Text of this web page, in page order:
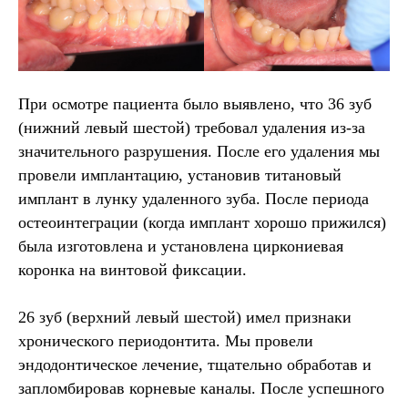
При осмотре пациента было выявлено, что 36 зуб
(нижний левый шестой) требовал удаления из-за
значительного разрушения. После его удаления мы
провели имплантацию, установив титановый
имплант в лунку удаленного зуба. После периода
остеоинтеграции (когда имплант хорошо прижился)
была изготовлена и установлена циркониевая
коронка на винтовой фиксации.
26 зуб (верхний левый шестой) имел признаки
хронического периодонтита. Мы провели
эндодонтическое лечение, тщательно обработав и
запломбировав корневые каналы. После успешного